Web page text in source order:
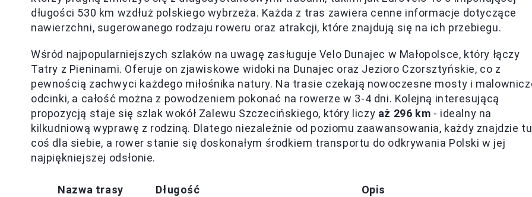
długości 530 km wzdłuż polskiego wybrzeża. Każda z tras zawiera cenne informacje dotyczące
nawierzchni, sugerowanego rodzaju roweru oraz atrakcji, które znajdują się na ich przebiegu.
Wśród najpopularniejszych szlaków na uwagę zasługuje Velo Dunajec w Małopolsce, który łączy
Tatry z Pieninami. Oferuje on zjawiskowe widoki na Dunajec oraz Jezioro Czorsztyńskie, co z
pewnością zachwyci każdego miłośnika natury. Na trasie czekają nowoczesne mosty i
odcinki, a całość można z powodzeniem pokonać na rowerze w 3-4 dni. Kolejną interesującą
propozycją staje się szlak wokół Zalewu Szczecińskiego, który liczy aż 296 km - idealny na
kilkudniową wyprawę z rodziną. Dlatego niezależnie od poziomu zaawansowania, każdy znajdzie tu
coś dla siebie, a rower stanie się doskonałym środkiem transportu do odkrywania Polski w jej
najpiękniejszej odsłonie.
Nazwa trasy Długość Opis